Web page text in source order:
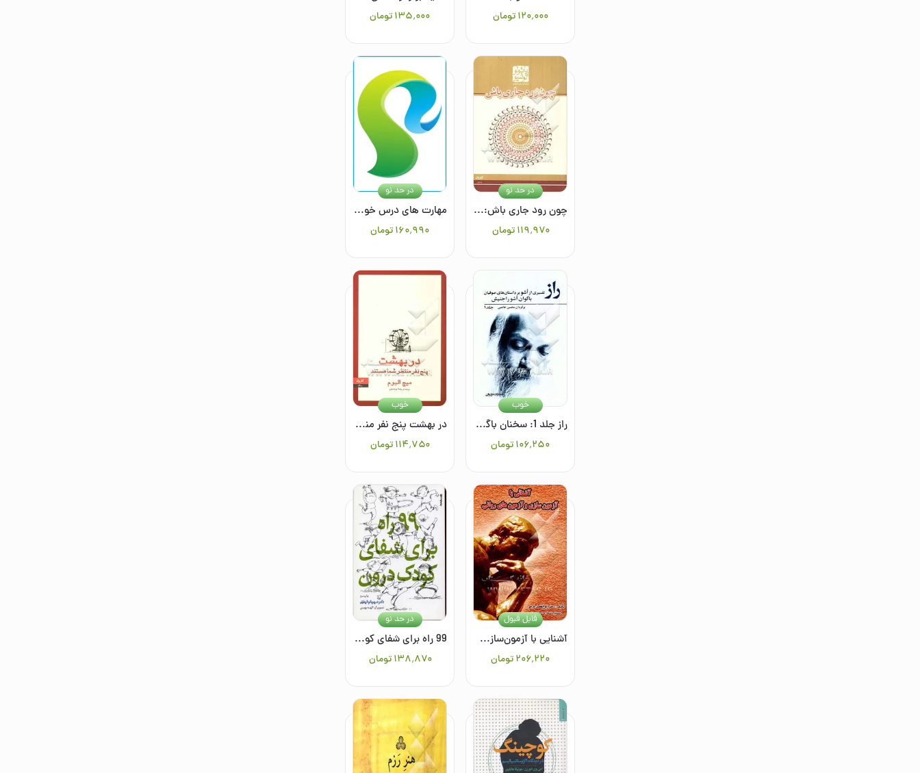
۱۲۰٬۰۰۰ تومان ۱۳۵٬۰۰۰تومان
چون رود جاری باش: حکایات 2005 - 1998
۱۱۹٬۹۷۰ تومان
در حد نو
مهارت های درس خواندن
۱۶۰٬۹۹۰تومان
در حد نو
راز جلد 1: سخنان باگوان اشوراجنیش درباره‌ی تصوف
۱۰۶٬۲۵۰تومان
خوب
در بهشت پنج نفر منتظر شما هستند
۱۱۴٬۷۵۰ تومان
خوب
آشنایی با آزمون‌سازی و آزمون‌های روانی
۲۰۶٬۲۲۰تومان
قابل قبول
99 راه برای شفای کودک درون
۱۳۸٬۸۷۰ تومان
در حد نو